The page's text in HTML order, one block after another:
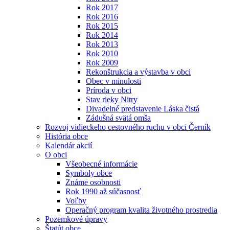
Rok 2017
Rok 2016
Rok 2015
Rok 2014
Rok 2013
Rok 2010
Rok 2009
Rekonštrukcia a výstavba v obci
Obec v minulosti
Príroda v obci
Stav rieky Nitry
Divadelné predstavenie Láska čistá
Zádušná svätá omša
Rozvoj vidieckeho cestovného ruchu v obci Černík
História obce
Kalendár akcií
O obci
Všeobecné informácie
Symboly obce
Známe osobnosti
Rok 1990 až súčasnosť
Voľby
Operačný program kvalita životného prostredia
Pozemkové úpravy
Štatút obce